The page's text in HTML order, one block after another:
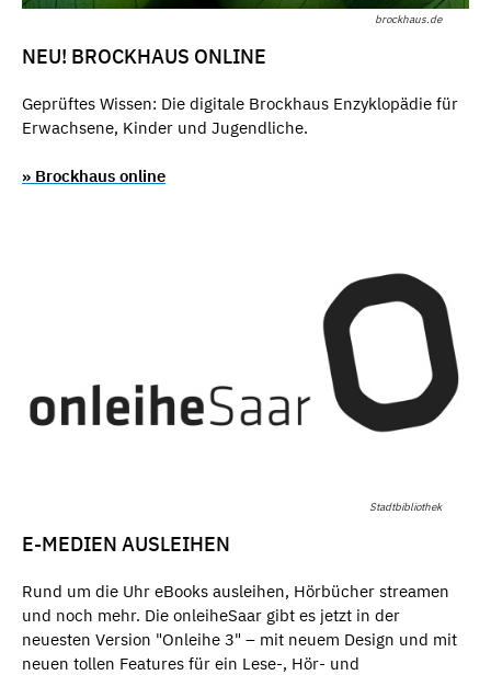
brockhaus.de
NEU! BROCKHAUS ONLINE
Geprüftes Wissen: Die digitale Brockhaus Enzyklopädie für
Erwachsene, Kinder und Jugendliche.
» Brockhaus online
Stadtbibliothek
E-MEDIEN AUSLEIHEN
Rund um die Uhr eBooks ausleihen, Hörbücher streamen
und noch mehr. Die onleiheSaar gibt es jetzt in der
neuesten Version "Onleihe 3" – mit neuem Design und mit
neuen tollen Features für ein Lese-, Hör- und